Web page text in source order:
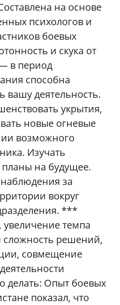
на основе
психологов и
боевых
и скука от
в период
способна
вашу деятельность.
укрытия,
новые огневые
возможного
Изучать
планы на будущее.
за
вокруг
***
темпа
сложность решений,
совмещение
делать: Опыт боевых
показал, что